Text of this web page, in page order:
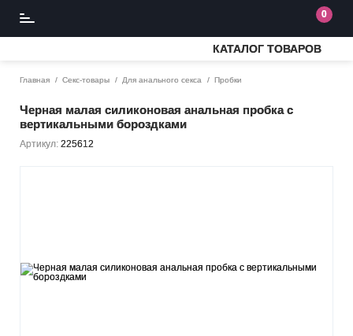
0
КАТАЛОГ ТОВАРОВ
Главная Секс-товары Для анального секса Пробки
Черная малая силиконовая анальная пробка с
вертикальными бороздками
Артикул: 225612